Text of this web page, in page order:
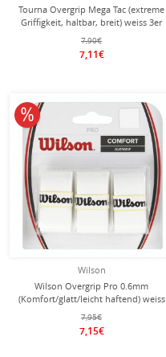
Tourna Overgrip Mega Tac (extreme
Griffigkeit, haltbar, breit) weiss 3er
7,90€
7,11€
Wilson
Wilson Overgrip Pro 0.6mm
(Komfort/glatt/leicht haftend) weiss
3er
7,95€
7,15€
10% reduziert